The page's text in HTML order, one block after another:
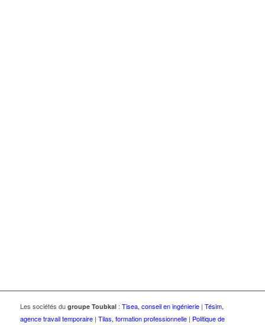
Les sociétés du groupe Toubkal: Tisea, conseil en ingénierie| Tésim,
agence travail temporaire| Tilas, formation professionnelle| Politique de